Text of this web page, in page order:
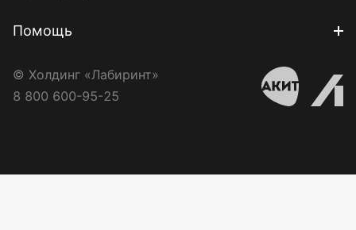
Помощь
© Холдинг «Лабиринт»
8 800 600-95-25